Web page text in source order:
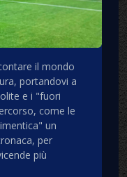
il mondo
portandovi a
e i "fuori
come le
un
per
più